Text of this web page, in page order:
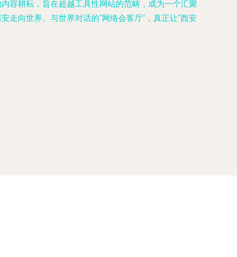
容耕耘，旨在超越工具性网站的范畴，成为一个汇聚
走向世界、与世界对话的“网络会客厅”，真正让“西安